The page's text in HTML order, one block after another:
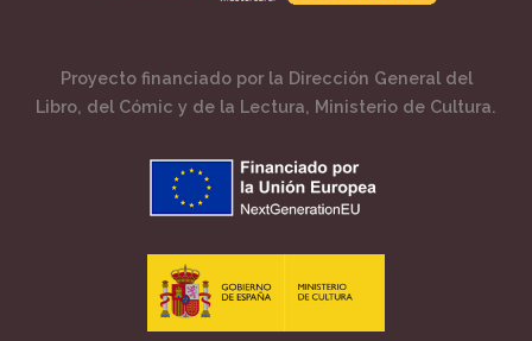
Proyecto financiado por la Dirección General del
Libro, del Cómic y de la Lectura, Ministerio de Cultura.